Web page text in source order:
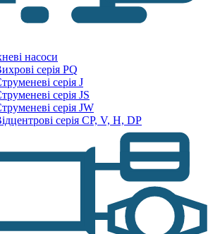
насоси
серія PQ
серія J
серія JS
серія JW
серія CP, V, H, DP